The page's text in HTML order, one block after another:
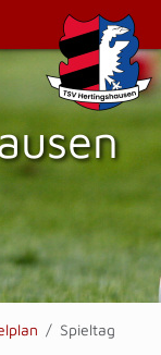
Spieltag